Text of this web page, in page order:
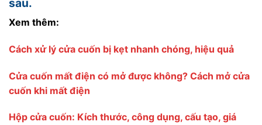
Xem thêm:
Cách xử lý cửa cuốn bị kẹt nhanh chóng, hiệu quả
Cửa cuốn mất điện có mở được không? Cách mở cửa
cuốn khi mất điện
Hộp cửa cuốn: Kích thước, công dụng, cấu tạo, giá